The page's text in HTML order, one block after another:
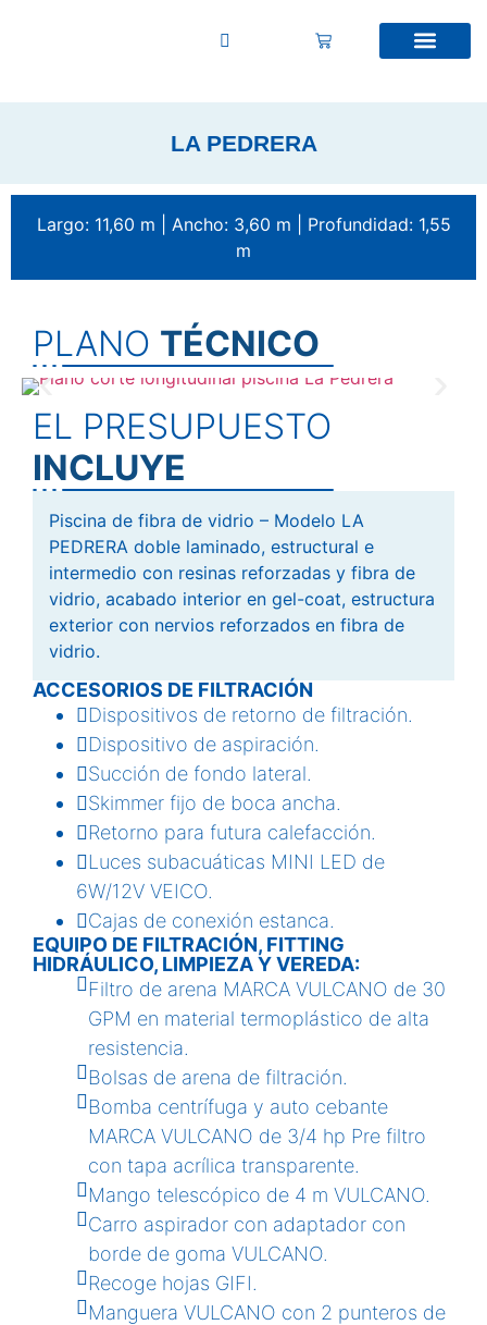
LA PEDRERA
Largo: 11,60 m | Ancho: 3,60 m | Profundidad: 1,55
m
PLANO TÉCNICO
EL PRESUPUESTO
INCLUYE
Piscina de fibra de vidrio – Modelo LA
PEDRERA doble laminado, estructural e
intermedio con resinas reforzadas y fibra de
vidrio, acabado interior en gel-coat, estructura
exterior con nervios reforzados en fibra de
vidrio.
ACCESORIOS DE FILTRACIÓN
Dispositivos de retorno de filtración.
Dispositivo de aspiración.
Succión de fondo lateral.
Skimmer fijo de boca ancha.
Retorno para futura calefacción.
Luces subacuáticas MINI LED de
6W/12V VEICO.
Cajas de conexión estanca.
EQUIPO DE FILTRACIÓN, FITTING
HIDRÁULICO, LIMPIEZA Y VEREDA:
Filtro de arena MARCA VULCANO de 30
GPM en material termoplástico de alta
resistencia.
Bolsas de arena de filtración.
Bomba centrífuga y auto cebante
MARCA VULCANO de 3/4 hp Pre filtro
con tapa acrílica transparente.
Mango telescópico de 4 m VULCANO.
Carro aspirador con adaptador con
borde de goma VULCANO.
Recoge hojas GIFI.
Manguera VULCANO con 2 punteros de